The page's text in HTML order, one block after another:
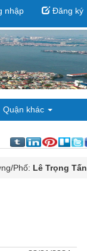
nhập Đăng ký
Quận khác
Phố: Lê Trọng Tấn